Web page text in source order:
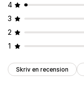
4
3
2
1
Skriv en recension